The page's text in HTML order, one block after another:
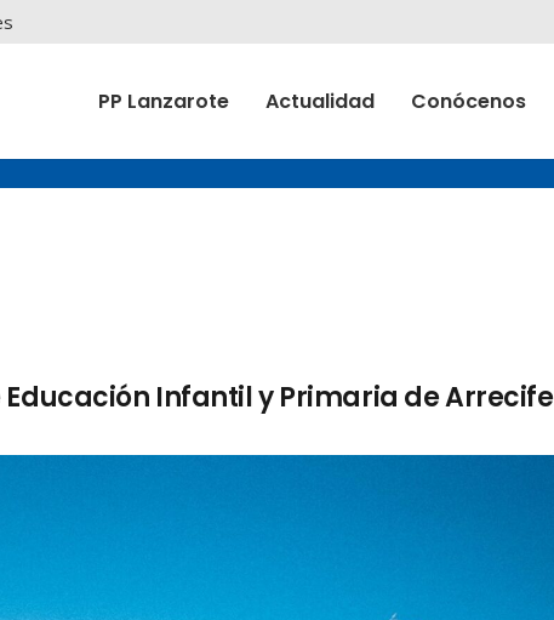
PP Lanzarote Actualidad Conócenos
Infantil y Primaria de Arrecife